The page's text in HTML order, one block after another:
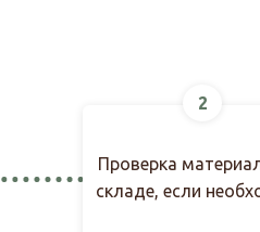
2
Проверка
складе, если